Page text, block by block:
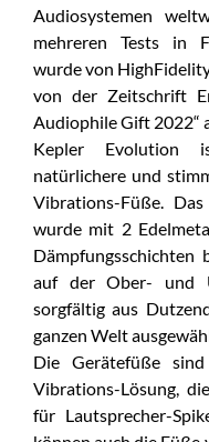
Audiosystemen
mehreren Tests in
wurde von
von der Zeitschrift
Audiophile Gift 2022“
Kepler Evolution
natürlichere und
Vibrations-Füße.
wurde mit 2
Dämpfungsschichten
auf der Ober- und
sorgfältig aus
ganzen Welt
Die Gerätefüße
Vibrations-Lösung,
für Lautsprecher-